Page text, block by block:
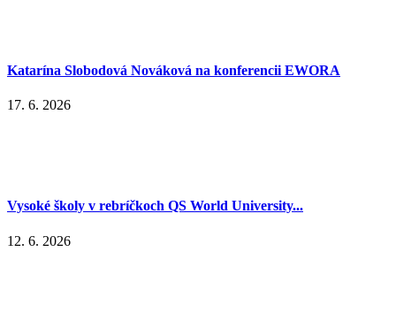
Katarína Slobodová Nováková na konferencii EWORA
17. 6. 2026
Vysoké školy v rebríčkoch QS World University...
12. 6. 2026